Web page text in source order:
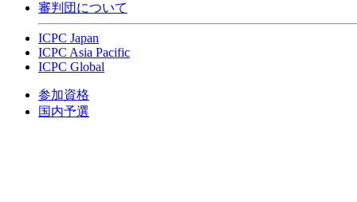
審判団について
ICPC Japan
ICPC Asia Pacific
ICPC Global
参加資格
国内予選